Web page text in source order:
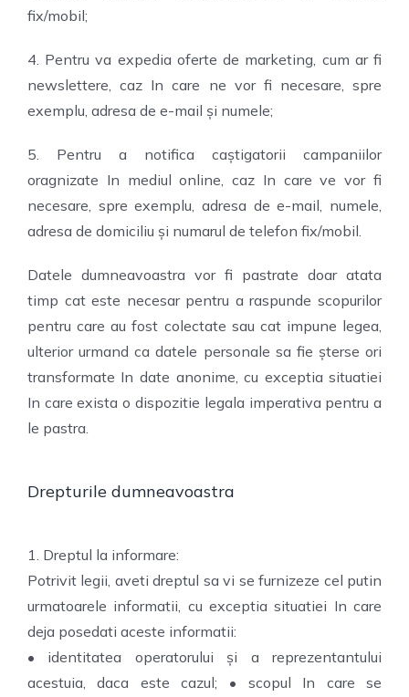
fix/mobil;
4. Pentru va expedia oferte de marketing, cum ar fi
newslettere, caz In care ne vor fi necesare, spre
exemplu, adresa de e-mail și numele;
5. Pentru a notifica caștigatorii campaniilor
oragnizate In mediul online, caz In care ve vor fi
necesare, spre exemplu, adresa de e-mail, numele,
adresa de domiciliu și numarul de telefon fix/mobil.
Datele dumneavoastra vor fi pastrate doar atata
timp cat este necesar pentru a raspunde scopurilor
pentru care au fost colectate sau cat impune legea,
ulterior urmand ca datele personale sa fie șterse ori
transformate In date anonime, cu exceptia situatiei
In care exista o dispozitie legala imperativa pentru a
le pastra.
Drepturile dumneavoastra
1. Dreptul la informare:
Potrivit legii, aveti dreptul sa vi se furnizeze cel putin
urmatoarele informatii, cu exceptia situatiei In care
deja posedati aceste informatii:
• identitatea operatorului și a reprezentantului
acestuia, daca este cazul; • scopul In care se